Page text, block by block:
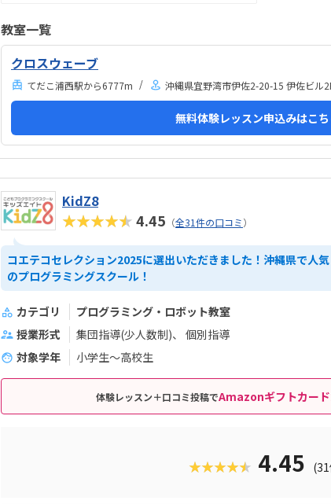
駐車場がなく近くの保育園の駐車場にとめました。う
ちの子の場合は子供1人でかよえる場所ではないので
そこは残念です。宜野湾バイパス隣ですが外の騒音は
れていました。8800円で土曜はうるま市、日曜は宜野
行くのは正直大変なので、土日宜野湾に通い放題だと
ているだけで息子は暇そ...
幸いです
教室一覧
クロスウェーブ
てだこ浦西駅から6777m 沖縄県宜野湾市伊佐2-20-15 伊佐ビル
無料体験レッスン申込みはこち
KidZ8
★★★★★4.45 （全31件の口コミ）
コエテコセレクション2025に選出いただきました！沖縄県で人気
のプログラミングスクール！
カテゴリ
プログラミング・ロボット教室
授業形式
集団指導(少人数制)
個別指導
対象学年
小学生～高校生
体験レッスン＋口コミ投稿でAmazonギフトカー
★★★★★ 4.45